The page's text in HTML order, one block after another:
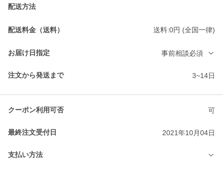
配送方法
配送料金（送料） 送料:0円 (全国一律)
お届け日指定 事前相談必須
注文から発送まで 3~14日
クーポン利用可否 可
最終注文受付日 2021年10月04日
支払い方法